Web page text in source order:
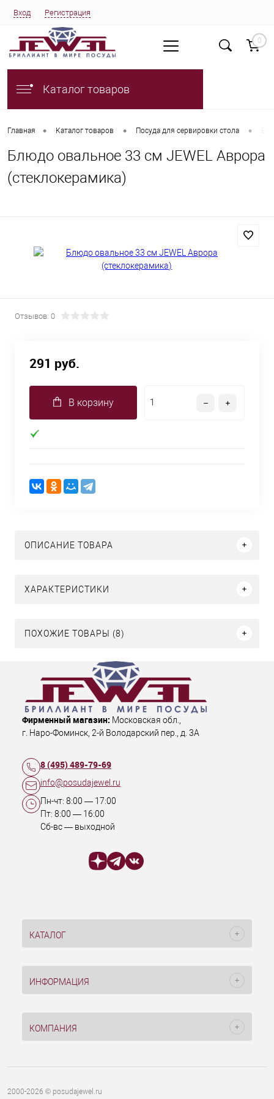
Вход Регистрация
0
Каталог товаров
Главная • Каталог товаров • Посуда для сервировки стола •
Блюдо овальное 33 см JEWEL Аврора
(стеклокерамика)
Отзывов: 0
291 руб.
В корзину
ОПИСАНИЕ ТОВАРА
ХАРАКТЕРИСТИКИ
ПОХОЖИЕ ТОВАРЫ (8)
Фирменный магазин: Московская обл.,
г. Наро-Фоминск, 2-й Володарский пер., д. 3А
8 (495) 489-79-69
info@posudajewel.ru
Пн-чт: 8:00 — 17:00
Пт: 8:00 — 16:00
Сб-вс — выходной
КАТАЛОГ
ИНФОРМАЦИЯ
КОМПАНИЯ
2000-2026 © posudajewel.ru